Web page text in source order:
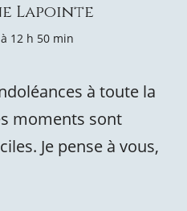
Lapointe
12 h 50 min
à toute la
moments sont
Je pense à vous,